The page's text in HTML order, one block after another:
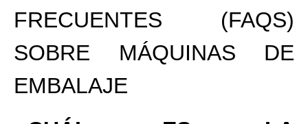
FRECUENTES (FAQS)
SOBRE MÁQUINAS DE
EMBALAJE